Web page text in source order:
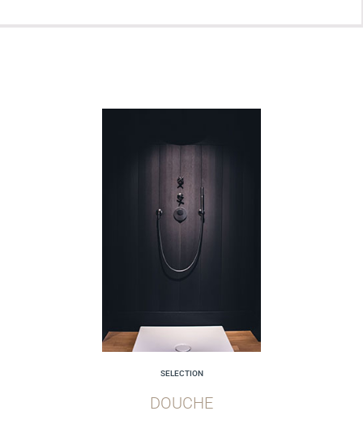
SELECTION
DOUCHE